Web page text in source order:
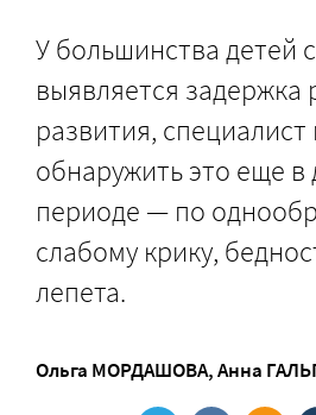
У большинства детей
выявляется задержка
развития,
обнаружить это еще в
периоде — по
слабому крику,
лепета.
Ольга МОРДАШОВА,Анна